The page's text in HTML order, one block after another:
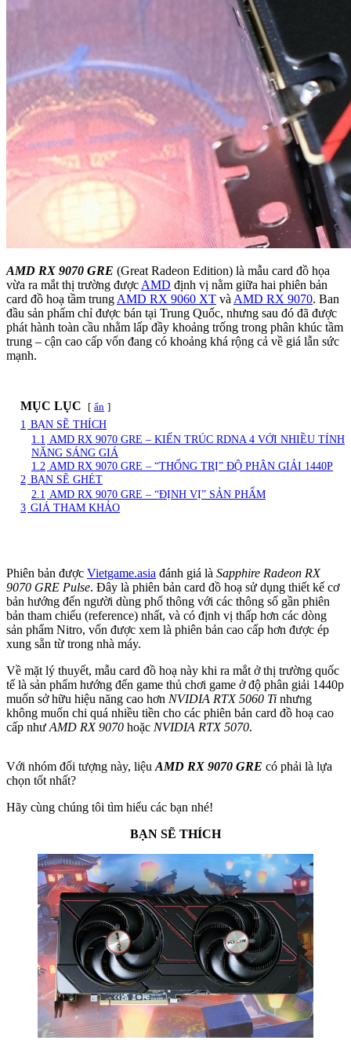
AMD RX 9070 GRE (Great Radeon Edition) là mẫu card đồ họa
vừa ra mắt thị trường được AMD định vị nằm giữa hai phiên bản
card đồ hoạ tầm trung AMD RX 9060 XT và AMD RX 9070. Ban
đầu sản phẩm chỉ được bán tại Trung Quốc, nhưng sau đó đã được
phát hành toàn cầu nhằm lấp đầy khoảng trống trong phân khúc tầm
trung – cận cao cấp vốn đang có khoảng khá rộng cả về giá lẫn sức
mạnh.
MỤC LỤC ẩn
1 BẠN SẼ THÍCH
1.1 AMD RX 9070 GRE – KIẾN TRÚC RDNA 4 VỚI NHIỀU TÍNH
NĂNG SÁNG GIÁ
1.2 AMD RX 9070 GRE – “THỐNG TRỊ” ĐỘ PHÂN GIẢI 1440P
2 BẠN SẼ GHÉT
2.1 AMD RX 9070 GRE – “ĐỊNH VỊ” SẢN PHẨM
3 GIÁ THAM KHẢO
Phiên bản được Vietgame.asia đánh giá là Sapphire Radeon RX
9070 GRE Pulse. Đây là phiên bản card đồ hoạ sử dụng thiết kế cơ
bản hướng đến người dùng phổ thông với các thông số gần phiên
bản tham chiếu (reference) nhất, và có định vị thấp hơn các dòng
sản phẩm Nitro, vốn được xem là phiên bản cao cấp hơn được ép
xung sẵn từ trong nhà máy.
Về mặt lý thuyết, mẫu card đồ hoạ này khi ra mắt ở thị trường quốc
tế là sản phẩm hướng đến game thủ chơi game ở độ phân giải 1440p
muốn sở hữu hiệu năng cao hơn NVIDIA RTX 5060 Ti nhưng
không muốn chi quá nhiều tiền cho các phiên bản card đồ hoạ cao
cấp như AMD RX 9070 hoặc NVIDIA RTX 5070.
Với nhóm đối tượng này, liệu AMD RX 9070 GRE có phải là lựa
chọn tốt nhất?
Hãy cùng chúng tôi tìm hiểu các bạn nhé!
BẠN SẼ THÍCH